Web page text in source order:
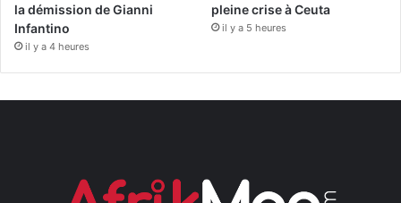
la démission de Gianni
Infantino
il y a 4 heures
pleine crise à Ceuta
il y a 5 heures